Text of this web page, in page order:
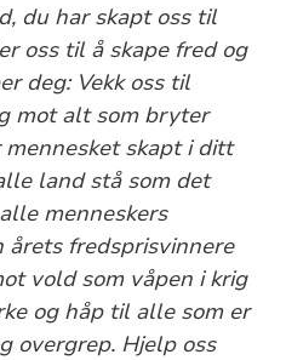
du har skapt oss til
oss til å skape fred og
deg: Vekk oss til
mot alt som bryter
skapt i ditt
land stå som det
menneskers
årets fredsprisvinnere
vold som våpen i krig
og håp til alle som er
overgrep. Hjelp oss